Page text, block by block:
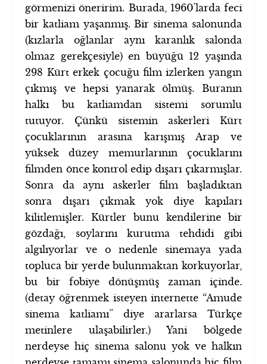
görmenizi öneririm. Burada, 1960’larda feci
bir katliam yaşanmış. Bir sinema salonunda
(kızlarla oğlanlar aynı karanlık salonda
olmaz gerekçesiyle) en büyüğü 12 yaşında
298 Kürt erkek çocuğu film izlerken yangın
çıkmış ve hepsi yanarak ölmüş. Buranın
halkı bu katliamdan sistemi sorumlu
tutuyor. Çünkü sistemin askerleri Kürt
çocuklarının arasına karışmış Arap ve
yüksek düzey memurlarının çocuklarını
filmden önce kontrol edip dışarı çıkarmışlar.
Sonra da aynı askerler film başladıktan
sonra dışarı çıkmak yok diye kapıları
kilitlemişler. Kürtler bunu kendilerine bir
gözdağı, soylarını kurutma tehdidi gibi
algılıyorlar ve o nedenle sinemaya yada
topluca bir yerde bulunmaktan korkuyorlar,
bu bir fobiye dönüşmüş zaman içinde.
(detay öğrenmek isteyen internette “Amude
sinema katliamı” diye ararlarsa Türkçe
metinlere ulaşabilirler.) Yani bölgede
nerdeyse hiç sinema salonu yok ve halkın